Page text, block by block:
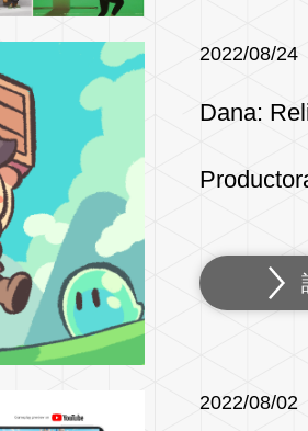
2022/08/24
Dana:
2022/08/02